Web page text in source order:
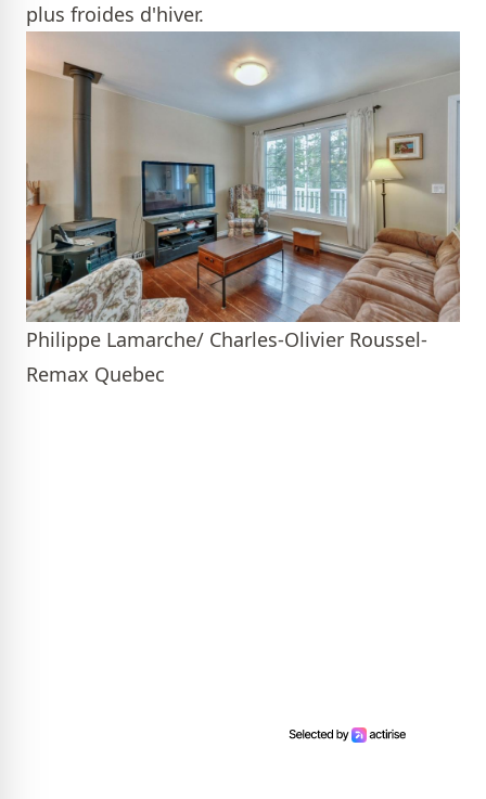
plus froides d'hiver.
Philippe Lamarche/ Charles-Olivier Roussel-
Remax Quebec